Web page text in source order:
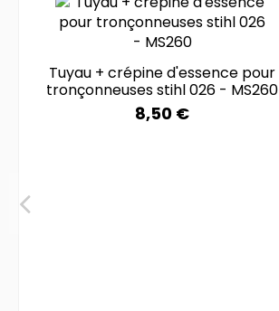
Tuyau + crépine d'essence pour
tronçonneuses stihl 026 - MS260
8,50 €